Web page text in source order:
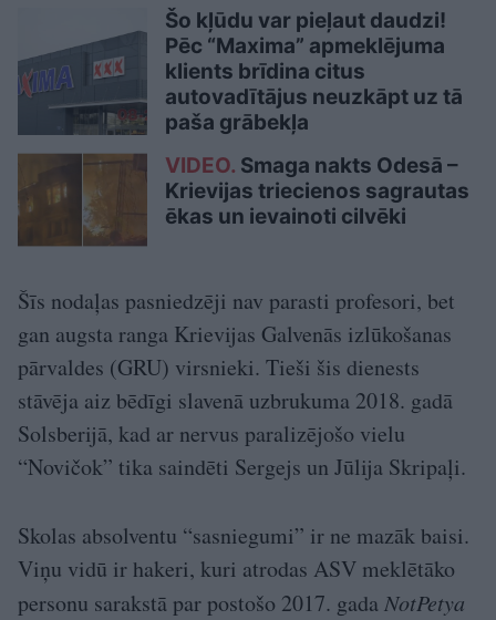
Šo kļūdu var pieļaut daudzi!
Pēc “Maxima” apmeklējuma
klients brīdina citus
autovadītājus neuzkāpt uz tā
paša grābekļa
VIDEO. Smaga nakts Odesā –
Krievijas triecienos sagrautas
ēkas un ievainoti cilvēki
Šīs nodaļas pasniedzēji nav parasti profesori, bet
gan augsta ranga Krievijas Galvenās izlūkošanas
pārvaldes (GRU) virsnieki. Tieši šis dienests
stāvēja aiz bēdīgi slavenā uzbrukuma 2018. gadā
Solsberijā, kad ar nervus paralizējošo vielu
“Novičok” tika saindēti Sergejs un Jūlija Skripaļi.
Skolas absolventu “sasniegumi” ir ne mazāk baisi.
Viņu vidū ir hakeri, kuri atrodas ASV meklētāko
personu sarakstā par postošo 2017. gada NotPetya